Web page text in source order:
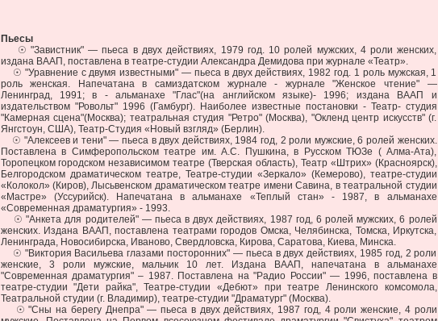
Пьесы
☉ "Завистник" — пьеса в двух действиях, 1979 год. 10 ролей мужских, 4 роли женских,
издана ВААП, поставлена в театре-студии Александра Демидова при журнале «Театр».
☉ "Уравнение с двумя известными" — пьеса в двух действиях, 1982 год. 1 роль мужская, 1
роль женская. Напечатана в самиздатском журнале - журнале "Женское чтение" —
Ленинград, 1991; в - альманахе "Глас"(на английском языке)- 1996; издана ВААП и
издательством "Ровольт" 1996 (Гамбург). Наиболее известные постановки - Театр- студия
"Камерная сцена"(Москва); театральная студия "Ретро" (Москва), "Окленд центр искусств" (г.
Янгстоун, США), Театр-Студия «Новый взгляд» (Берлин).
☉ "Алексеев и тени" — пьеса в двух действиях, 1984 год, 2 роли мужские, 6 ролей женских.
Поставлена в Симферопольском театре им. А.С. Пушкина, в Русском ТЮЗе ( Алма-Ата),
Торопецком городском независимом театре (Тверская область), Театр «Штрих» (Красноярск),
Белгородском драматическом театре, Театре-студии «Зеркало» (Кемерово), театре-студии
«Колокол» (Киров), Лысьвенском драматическом театре имени Савина, в театральной студии
«Мастре» (Уссурийск). Напечатана в альманахе «Теплый стан» - 1987, в альманахе
«Современная драматургия» - 1993.
☉ "Анкета для родителей" — пьеса в двух действиях, 1987 год, 6 ролей мужских, 6 ролей
женских. Издана ВААП, поставлена театрами городов Омска, Челябинска, Томска, Иркутска,
Ленинграда, Новосибирска, Иваново, Свердловска, Кирова, Саратова, Киева, Минска.
☉ "Виктория Васильева глазами посторонних" — пьеса в двух действиях, 1985 год, 2 роли
женские, 3 роли мужские, мальчик 10 лет. Издана ВААП, напечатана в альманахе
"Современная драматургия" – 1987. Поставлена на "Радио России" — 1996, поставлена в
театре-студии "Дети райка", Театре-студии «Дебют» при театре Ленинского комсомола,
Театральной студии (г. Владимир), театре-студии "Драматург" (Москва).
☉ "Сны на берегу Днепра" — пьеса в двух действиях, 1987 год, 4 роли женские, 4 роли